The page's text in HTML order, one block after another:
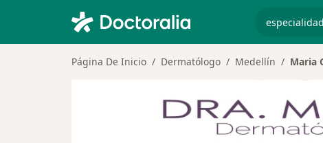
Página De Inicio Dermatólogo Medellín Maria